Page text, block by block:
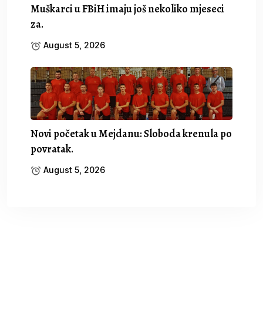
Muškarci u FBiH imaju još nekoliko mjeseci
za.
August 5, 2026
Novi početak u Mejdanu: Sloboda krenula po
povratak.
August 5, 2026